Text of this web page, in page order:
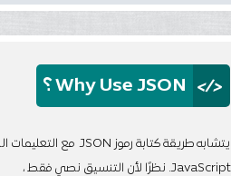
</> Why Use JSON ؟
JavaScript. نظرًا لأن التنسيق نصي فقط ،